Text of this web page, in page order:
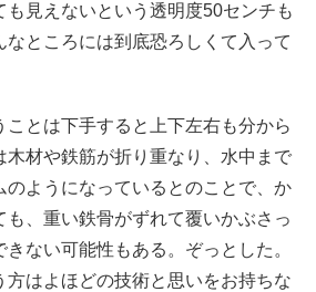
も見えないという透明度50センチも
なところには到底恐ろしくて入って
とは下手すると上下左右も分から
木材や鉄筋が折り重なり、水中まで
のようになっているとのことで、か
も、重い鉄骨がずれて覆いかぶさっ
ない可能性もある。ぞっとした。
方はよほどの技術と思いをお持ちな